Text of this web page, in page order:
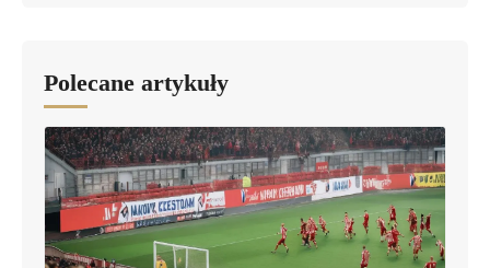
Polecane artykuły